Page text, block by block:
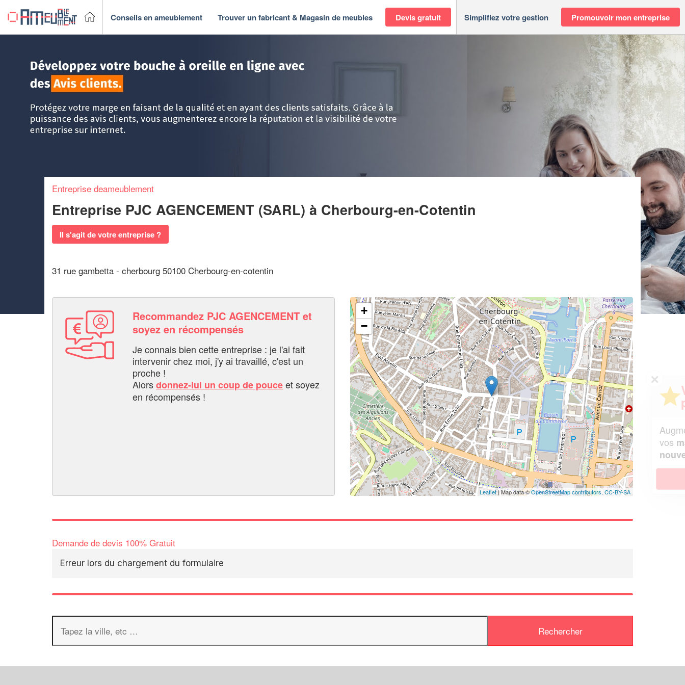
Conseils en ameublement Trouver un fabricant & Magasin de meubles Devis gratuit Simplifiez votre gestion Promouvoir mon entreprise
Entreprise deameublement
Entreprise PJC AGENCEMENT (SARL) à Cherbourg-en-Cotentin
Il s'agit de votre entreprise ?
31 rue gambetta - cherbourg 50100 Cherbourg-en-cotentin
Recommandez PJC AGENCEMENT et
soyez en récompensés
Je connais bien cette entreprise : je l'ai fait
intervenir chez moi, j'y ai travaillé, c'est un
proche !
Alorsdonnez-lui un coup de pouceet soyez
en récompensés !
+
−
Leaflet| Map data ©OpenStreetMap contributors,CC-BY-SA
Demande de devis 100% Gratuit
Erreur lors du chargement du formulaire
✕
Vous êtes un
professionnel ?
Augmentez votrechiffre d'affaireset
vosmargestout en gagnant de
nouveaux clients!
En savoir plus